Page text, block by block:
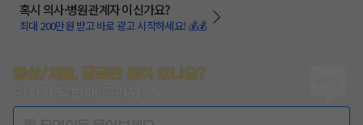
혹시 의사·병원관계자 이신가요?
최대 200만원 받고 바로 광고 시작하세요! 💰💰
증상/치료, 궁금한 점이 있나요?